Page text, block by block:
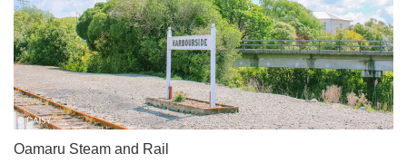
Oamaru Steam and Rail